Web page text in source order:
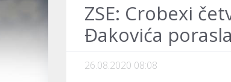
ZSE: Crobexi
Đakovića
26.08.2020 08:08